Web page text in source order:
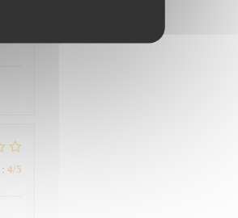
: 4/5